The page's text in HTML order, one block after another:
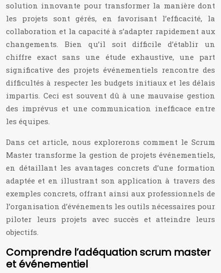
solution innovante pour transformer la manière dont
les projets sont gérés, en favorisant l’efficacité, la
collaboration et la capacité à s’adapter rapidement aux
changements. Bien qu’il soit difficile d’établir un
chiffre exact sans une étude exhaustive, une part
significative des projets événementiels rencontre des
difficultés à respecter les budgets initiaux et les délais
impartis. Ceci est souvent dû à une mauvaise gestion
des imprévus et une communication inefficace entre
les équipes.
Dans cet article, nous explorerons comment le Scrum
Master transforme la gestion de projets événementiels,
en détaillant les avantages concrets d’une formation
adaptée et en illustrant son application à travers des
exemples concrets, offrant ainsi aux professionnels de
l’organisation d’événements les outils nécessaires pour
piloter leurs projets avec succès et atteindre leurs
objectifs.
Comprendre l’adéquation scrum master
et événementiel